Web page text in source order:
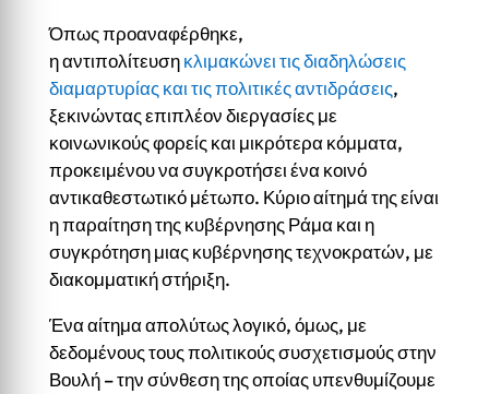
Όπως προαναφέρθηκε,
η αντιπολίτευσηκλιμακώνει τις διαδηλώσεις
διαμαρτυρίας και τις πολιτικές αντιδράσεις,
ξεκινώντας επιπλέον διεργασίες με
κοινωνικούς φορείς και μικρότερα κόμματα,
προκειμένου να συγκροτήσει ένα κοινό
αντικαθεστωτικό μέτωπο. Κύριο αίτημά της είναι
η παραίτηση της κυβέρνησης Ράμα και η
συγκρότηση μιας κυβέρνησης τεχνοκρατών, με
διακομματική στήριξη.
Ένα αίτημα απολύτως λογικό, όμως, με
δεδομένους τους πολιτικούς συσχετισμούς στην
Βουλή – την σύνθεση της οποίας υπενθυμίζουμε